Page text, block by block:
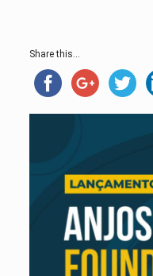
Share this...